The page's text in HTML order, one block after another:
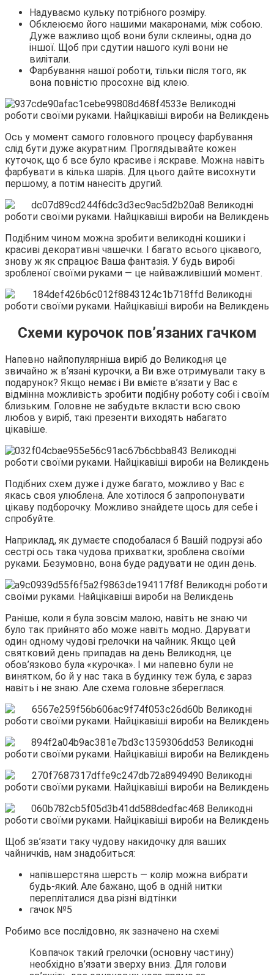
Надуваємо кульку потрібного розміру.
Обклеюємо його нашими макаронами, між собою.
Дуже важливо щоб вони були склеины, одна до
іншої. Щоб при сдутии нашого кулі вони не
вилітали.
Фарбування нашої роботи, тільки після того, як
вона повністю просохне від клею.
Ось у момент самого головного процесу фарбування
слід бути дуже акуратним. Проглядывайте кожен
куточок, що б все було красиве і яскраве. Можна навіть
фарбувати в кілька шарів. Для цього дайте висохнути
першому, а потім нанесіть другий.
Подібним чином можна зробити великодні кошики і
красиві декоративні чашечки. І багато всього цікавого,
знову ж як спрацює Ваша фантазія. У будь виробі
зробленої своїми руками — це найважливіший момент.
Схеми курочок пов’язаних гачком
Напевно найпопулярніша виріб до Великодня це
звичайно ж в’язані курочки, а Ви вже отримували таку в
подарунок? Якщо немає і Ви вмієте в’язати у Вас є
відмінна можливість зробити подібну роботу собі і своїм
близьким. Головне не забудьте вкласти всю свою
любов у виріб, такі презенти виходять набагато
цікавіше.
Подібних схем дуже і дуже багато, можливо у Вас є
якась своя улюблена. Але хотілося б запропонувати
цікаву подборочку. Можливо знайдете щось для себе і
спробуйте.
Наприклад, як думаєте сподобалася б Вашій подрузі або
сестрі ось така чудова прихватки, зроблена своїми
руками. Безумовно, вона буде радувати не один день.
Раніше, коли я була зовсім малою, навіть не знаю чи
було так прийнято або може навіть модно. Дарувати
один одному чудові грелочки на чайник. Якщо цей
святковий день припадав на день Великодня, це
обов’язково була «курочка». І ми напевно були не
винятком, бо й у нас така в будинку теж була, є зараз
навіть і не знаю. Але схема головне збереглася.
Щоб зв’язати таку чудову накидочку для ваших
чайничків, нам знадобиться:
напівшерстяна шерсть — колір можна вибрати
будь-який. Але бажано, щоб в одній нитки
перепліталися два різні відтінки
гачок №5
Робимо все послідовно, як зазначено на схемі
Ковпачок такий грелочки (основну частину)
необхідно в’язати зверху вниз. Для голови